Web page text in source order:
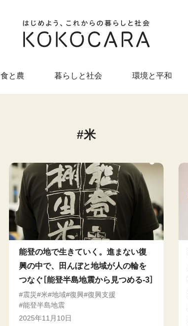
食と農 暮らしと社会 環境と平和
米
能登の地で生きていく。進まない復
興の中で、田んぼと地域が人の輪を
つなぐ［能登半島地震から見つめる-3］
震災 米 地域 復興 復興支援
能登半島地震
2025年11月10日